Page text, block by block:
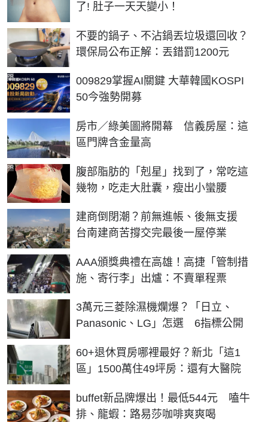
了! 肚子一天天變小！
不要的鍋子、不沾鍋丟垃圾還回收？
環保局公布正解：丟錯罰1200元
009829掌握AI關鍵 大華韓國KOSPI
50今強勢開募
PR
房市／綠美圖將開幕 信義房屋：這
區門牌含金量高
腹部脂肪的「剋星」找到了，常吃這
幾物，吃走大肚囊，瘦出小蠻腰
PR
建商倒閉潮？前無進帳、後無支援
台南建商苦撐交完最後一屋停業
AAA頒獎典禮在高雄！高捷「管制措
施、寄行李」出爐：不賣單程票
3萬元三菱除濕機爛爆？「日立、
Panasonic、LG」怎選 6指標公開
60+退休買房哪裡最好？新北「這1
區」1500萬住49坪房：還有大醫院
buffet新品牌爆出！最低544元 嗑牛
排、龍蝦：路易莎咖啡爽爽喝